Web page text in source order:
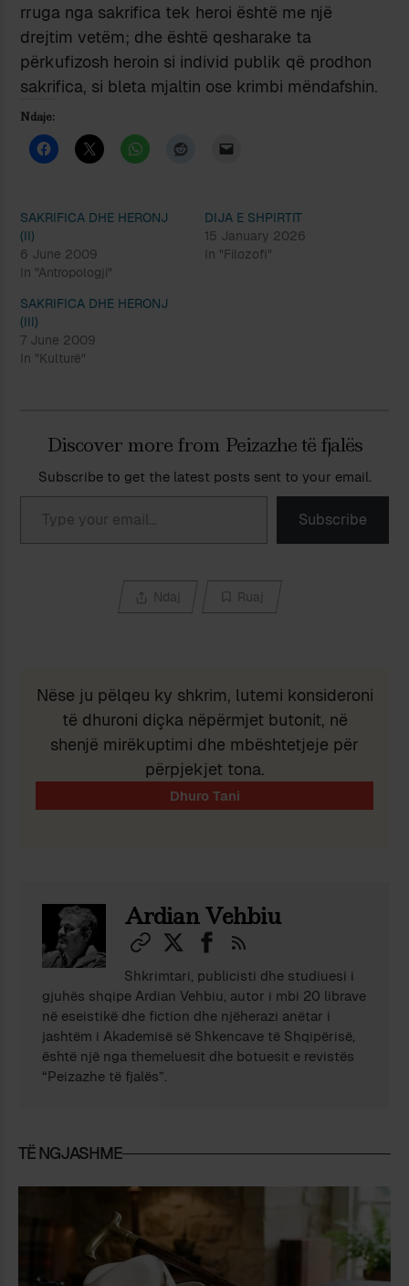
rruga nga sakrifica tek heroi është me një
drejtim vetëm; dhe është qesharake ta
përkufizosh heroin si individ publik që prodhon
sakrifica, si bleta mjaltin ose krimbi mëndafshin.
Ndaje:
SAKRIFICA DHE HERONJ
(II)
6 June 2009
In "Antropologji"
DIJA E SHPIRTIT
15 January 2026
In "Filozofi"
SAKRIFICA DHE HERONJ
(III)
7 June 2009
In "Kulturë"
Discover more from Peizazhe të fjalës
Subscribe to get the latest posts sent to your email.
Type your email…
Subscribe
Ndaj Ruaj
Nëse ju pëlqeu ky shkrim, lutemi konsideroni
të dhuroni diçka nëpërmjet butonit, në
shenjë mirëkuptimi dhe mbështetjeje për
përpjekjet tona.
Ardian Vehbiu
Shkrimtari, publicisti dhe studiuesi i
gjuhës shqipe Ardian Vehbiu, autor i mbi 20 librave
në eseistikë dhe fiction dhe njëherazi anëtar i
jashtëm i Akademisë së Shkencave të Shqipërisë,
është një nga themeluesit dhe botuesit e revistës
“Peizazhe të fjalës”.
TË NGJASHME